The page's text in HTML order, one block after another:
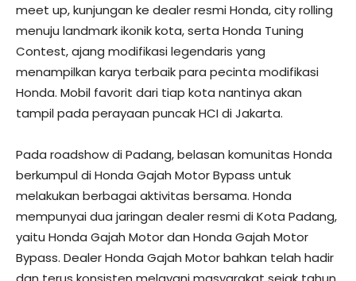
meet up, kunjungan ke dealer resmi Honda, city rolling
menuju landmark ikonik kota, serta Honda Tuning
Contest, ajang modifikasi legendaris yang
menampilkan karya terbaik para pecinta modifikasi
Honda. Mobil favorit dari tiap kota nantinya akan
tampil pada perayaan puncak HCI di Jakarta.
Pada roadshow di Padang, belasan komunitas Honda
berkumpul di Honda Gajah Motor Bypass untuk
melakukan berbagai aktivitas bersama. Honda
mempunyai dua jaringan dealer resmi di Kota Padang,
yaitu Honda Gajah Motor dan Honda Gajah Motor
Bypass. Dealer Honda Gajah Motor bahkan telah hadir